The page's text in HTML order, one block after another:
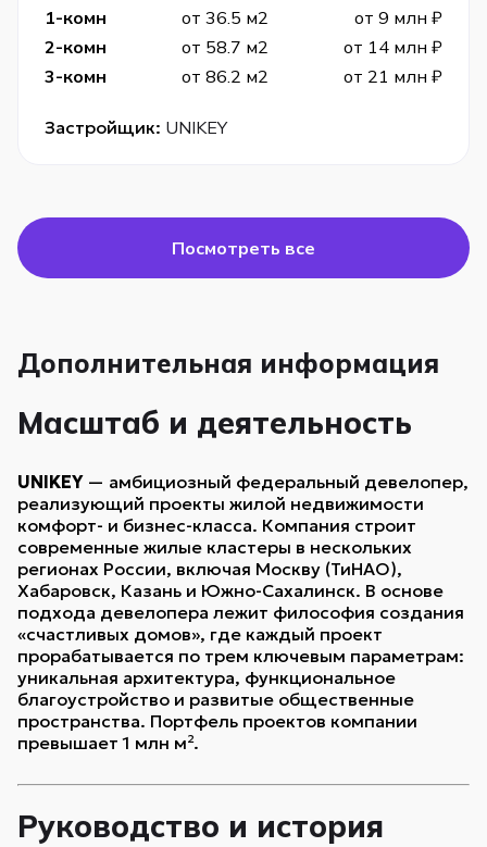
1-комн
от 36.5 м2
от 9 млн ₽
2-комн
от 58.7 м2
от 14 млн ₽
3-комн
от 86.2 м2 от 21 млн ₽
Застройщик: UNIKEY
Посмотреть все
Дополнительная информация
Масштаб и деятельность
UNIKEY— амбициозный федеральный девелопер,
реализующий проекты жилой недвижимости
комфорт- и бизнес-класса. Компания строит
современные жилые кластеры в нескольких
регионах России, включая Москву (ТиНАО),
Хабаровск, Казань и Южно-Сахалинск. В основе
подхода девелопера лежит философия создания
«счастливых домов», где каждый проект
прорабатывается по трем ключевым параметрам:
уникальная архитектура, функциональное
благоустройство и развитые общественные
пространства. Портфель проектов компании
превышает 1 млн м².
Руководство и история